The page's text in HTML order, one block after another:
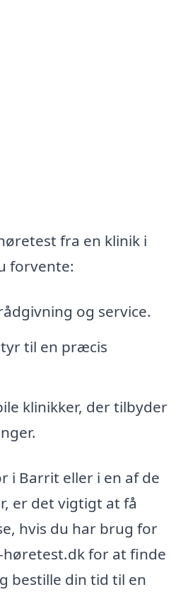
fra en klinik i
forvente:
og service.
til en præcis
klinikker, der tilbyder
i Barrit eller i en af de
er det vigtigt at få
hvis du har brug for
høretest.dk for at finde
bestille din tid til en